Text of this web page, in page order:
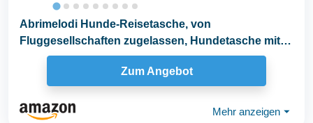
Abrimelodi Hunde-Reisetasche, von
Fluggesellschaften zugelassen, Hundetasche mit 2
faltbaren...
Zum Angebot
Mehr anzeigen ⏷